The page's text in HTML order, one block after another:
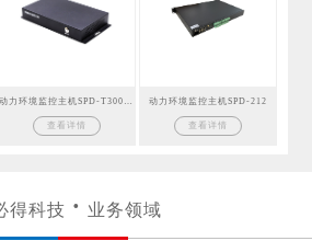
查看详情
动力环境监控主机SPD-212
查看详情
得科技 业务领域